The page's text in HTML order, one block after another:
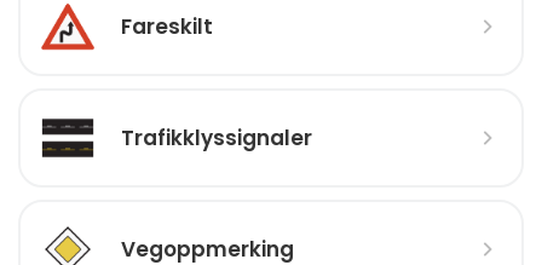
Fareskilt
Trafikklyssignaler
Vegoppmerking